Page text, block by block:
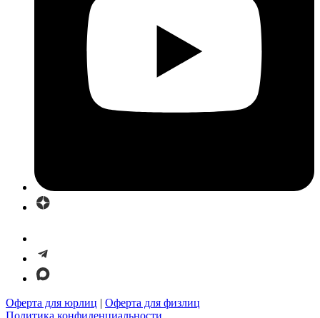
Оферта для юрлиц | Оферта для физлиц
Политика конфиденциальности